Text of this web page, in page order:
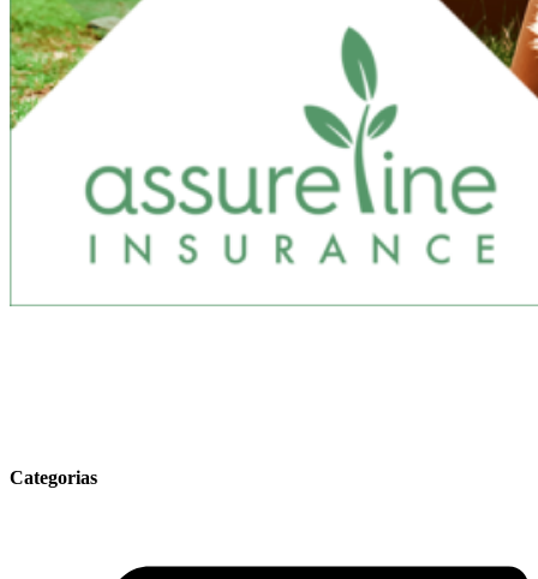
Categorias